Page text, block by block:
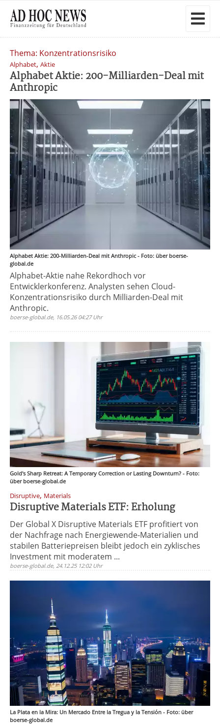
Thema: Konzentrationsrisiko
Alphabet, Aktie
Alphabet Aktie: 200-Milliarden-Deal mit
Anthropic
Alphabet Aktie: 200-Milliarden-Deal mit Anthropic - Foto: über boerse-
global.de
Alphabet-Aktie nahe Rekordhoch vor
Entwicklerkonferenz. Analysten sehen Cloud-
Konzentrationsrisiko durch Milliarden-Deal mit
Anthropic.
boerse-global.de, 16.05.26 04:27 Uhr
Gold's Sharp Retreat: A Temporary Correction or Lasting Downturn? - Foto:
über boerse-global.de
Disruptive, Materials
Disruptive Materials ETF: Erholung
Der Global X Disruptive Materials ETF profitiert von
der Nachfrage nach Energiewende-Materialien und
stabilen Batteriepreisen bleibt jedoch ein zyklisches
Investment mit moderatem ...
boerse-global.de, 24.12.25 12:02 Uhr
La Plata en la Mira: Un Mercado Entre la Tregua y la Tensión - Foto: über
boerse-global.de